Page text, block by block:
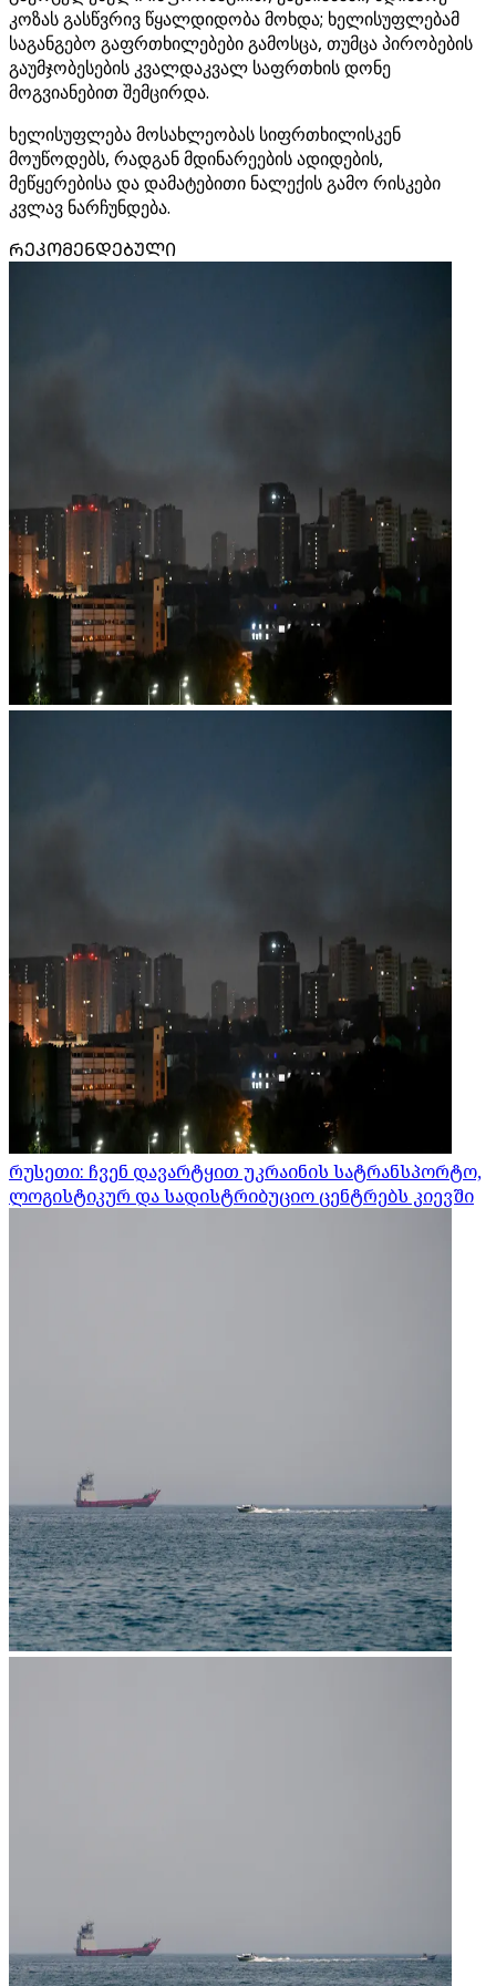
კოზას გასწვრივ წყალდიდობა მოხდა; ხელისუფლებამ
საგანგებო გაფრთხილებები გამოსცა, თუმცა პირობების
გაუმჯობესების კვალდაკვალ საფრთხის დონე
მოგვიანებით შემცირდა.
ხელისუფლება მოსახლეობას სიფრთხილისკენ
მოუწოდებს, რადგან მდინარეების ადიდების,
მეწყერებისა და დამატებითი ნალექის გამო რისკები
კვლავ ნარჩუნდება.
ᲠᲔᲙᲝᲛᲔᲜᲓᲔᲑᲣᲚᲘ
რუსეთი: ჩვენ დავარტყით უკრაინის სატრანსპორტო,
ლოგისტიკურ და სადისტრიბუციო ცენტრებს კიევში